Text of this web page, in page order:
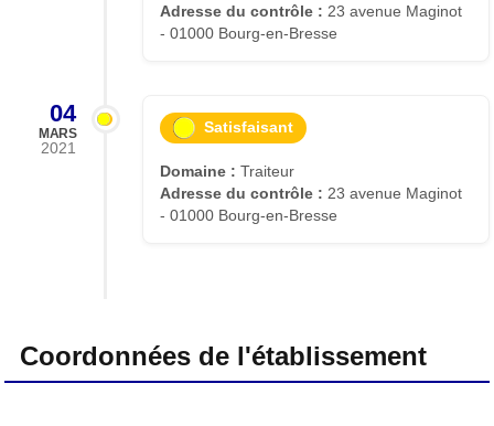
Adresse du contrôle : 23 avenue Maginot
- 01000 Bourg-en-Bresse
04
MARS
2021
Satisfaisant
Domaine : Traiteur
Adresse du contrôle : 23 avenue Maginot
- 01000 Bourg-en-Bresse
Coordonnées de l'établissement